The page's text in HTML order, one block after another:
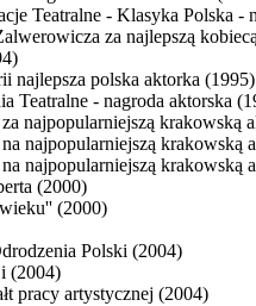
Teatralne - Klasyka Polska -
za najlepszą
najlepsza polska aktorka (1995)
Teatralne - nagroda aktorska
najpopularniejszą krakowską
najpopularniejszą krakowską
najpopularniejszą krakowską
(2000)
(2000)
Polski (2004)
(2004)
pracy artystycznej (2004)